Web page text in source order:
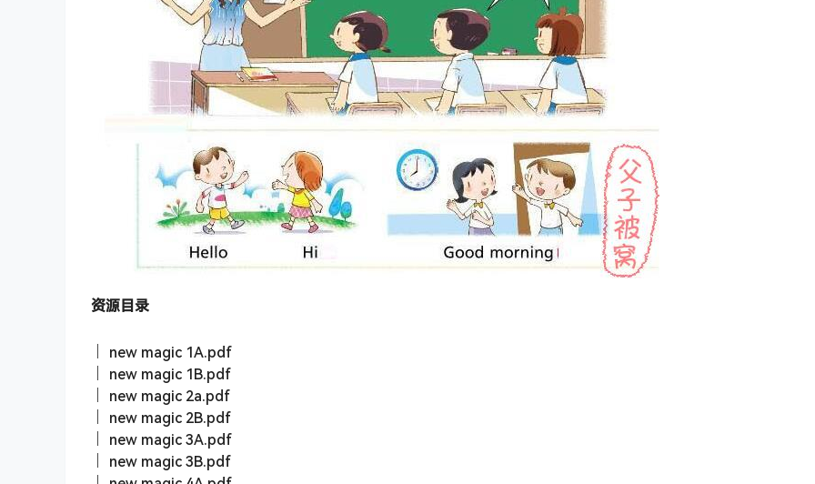
资源目录
│ new magic 1A.pdf
│ new magic 1B.pdf
│ new magic 2a.pdf
│ new magic 2B.pdf
│ new magic 3A.pdf
│ new magic 3B.pdf